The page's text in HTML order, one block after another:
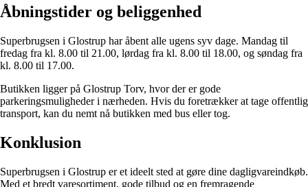
Åbningstider og beliggenhed
Superbrugsen i Glostrup har åbent alle ugens syv dage. Mandag til
fredag fra kl. 8.00 til 21.00, lørdag fra kl. 8.00 til 18.00, og søndag fra
kl. 8.00 til 17.00.
Butikken ligger på Glostrup Torv, hvor der er gode
parkeringsmuligheder i nærheden. Hvis du foretrækker at tage offentlig
transport, kan du nemt nå butikken med bus eller tog.
Konklusion
Superbrugsen i Glostrup er et ideelt sted at gøre dine dagligvareindkøb.
Med et bredt varesortiment, gode tilbud og en fremragende